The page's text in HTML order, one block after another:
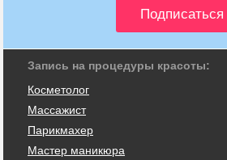
Запись на процедуры красоты:
Косметолог
Массажист
Парикмахер
Мастер маникюра